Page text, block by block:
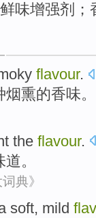
鲜味增强剂；
flavour.
烟熏的香味。
the flavour.
道。
典》
soft, mild